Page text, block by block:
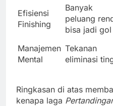
Efisiensi
Finishing
Banyak
peluang
bisa jadi gol
Manajemen
Mental
Tekanan
eliminasi
Ringkasan di atas
kenapa laga